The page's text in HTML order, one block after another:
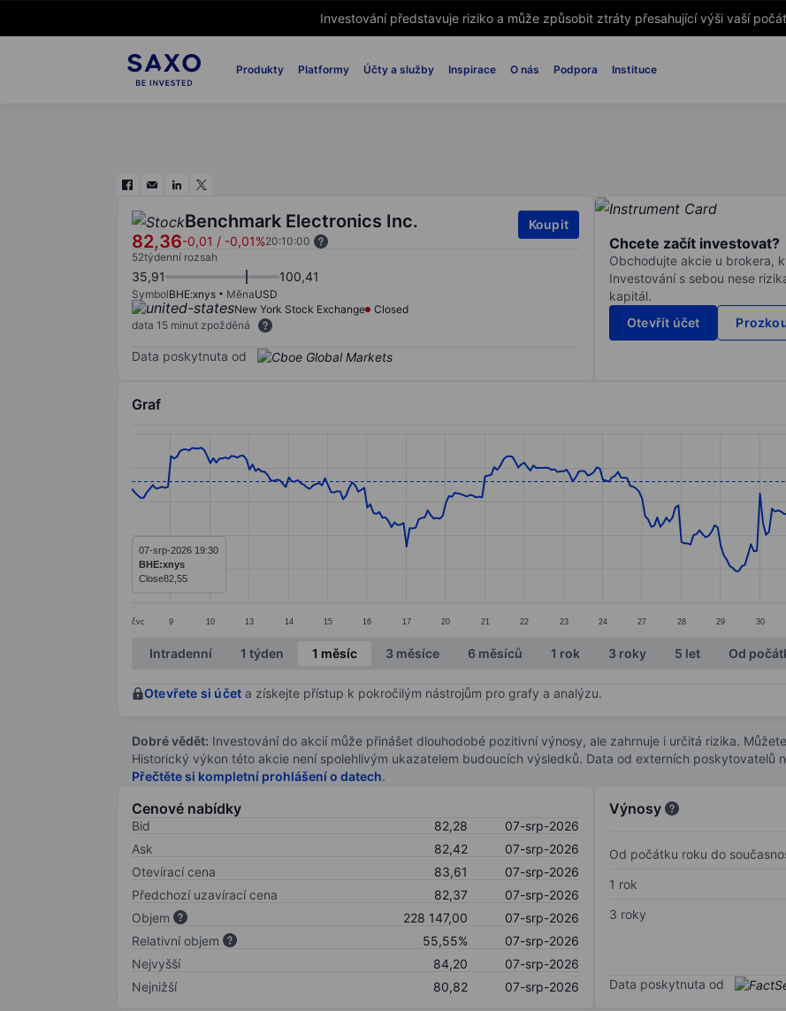
Investování představuje riziko a může způsobit ztráty přesahující výši vaší
Produkty Platformy Účty a služby Inspirace O nás Podpora Instituce
Benchmark Electronics Inc.
82,36-0,01 / -0,01%20:10:00
Koupit
52týdenní rozsah
35,91 100,41
SymbolBHE:xnys MěnaUSD
New York Stock Exchange
Closed
data 15 minut zpožděná
Data poskytnuta od
Chcete začít investovat?
Obchodujte akcie u brokera,
Investování s sebou nese
kapitál.
Otevřít účet
Graf
Line chart with 299 data points.
The chart has 1 X axis displaying categories.
The chart has 1 Y axis displaying values. Data ranges from 71.72 to 86.4.
čvc 9 10 13 14 15 16 17 20 21 22 23 24 27 28 29 30
07-srp-2026 19:30
BHE:xnys
Close82,55
End of interactive chart.
Intradenní 1 týden 1 měsíc 3 měsíce 6 měsíců 1 rok 3 roky 5 let Od
Otevřete si účet a získejte přístup k pokročilým nástrojům pro grafy a analýzu.
Dobré vědět: Investování do akcií může přinášet dlouhodobé pozitivní výnosy, ale zahrnuje i určitá rizika.
Historický výkon této akcie není spolehlivým ukazatelem budoucích výsledků. Data od externích poskytovatelů
Přečtěte si kompletní prohlášení o datech.
Cenové nabídky
Bid 82,28
07-srp-2026
Ask
82,42
07-srp-2026
Otevírací cena
83,61
07-srp-2026
Předchozí uzavírací cena
82,37
07-srp-2026
Objem
228 147,00
07-srp-2026
Relativní objem
55,55%
07-srp-2026
Nejvyšší
84,20
07-srp-2026
Nejnižší
80,82 07-srp-2026
Výnosy
Od počátku roku do
1 rok
3 roky
Data poskytnuta od